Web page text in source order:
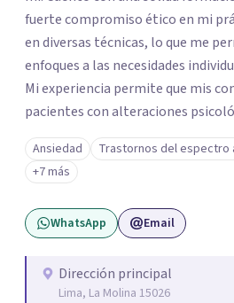
fuerte compromiso ético en mi
en diversas técnicas, lo que me
enfoques a las necesidades
Mi experiencia permite que mis
pacientes con alteraciones
regresen al equilibrio emocional y
considero empática y me
relaciones terapéuticas efectivas,
seguro y acogedor para explorar
presenten y alcanzar las metas.
conocer tu historia y apoyarte en
Ansiedad Trastornos del espectro
+7 más
WhatsApp Email
Dirección principal
Lima, La Molina 15026